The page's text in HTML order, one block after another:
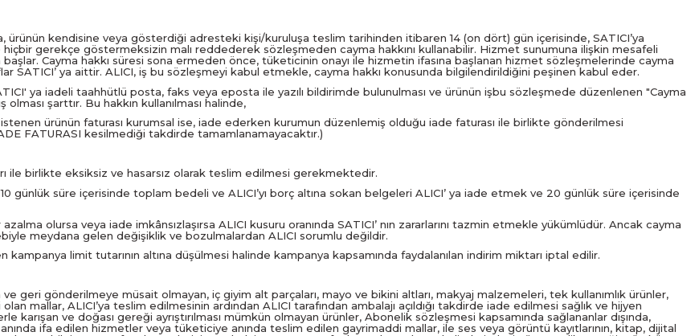
ürünün kendisine veya gösterdiği adresteki kişi/kuruluşa teslim tarihinden itibaren 14 (on dört) gün içerisinde, SATICI’ya
gerekçe göstermeksizin malı reddederek sözleşmeden cayma hakkını kullanabilir. Hizmet sunumuna ilişkin mesafeli
Cayma hakkı süresi sona ermeden önce, tüketicinin onayı ile hizmetin ifasına başlanan hizmet sözleşmelerinde cayma
SATICI’ ya aittir. ALICI, iş bu sözleşmeyi kabul etmekle, cayma hakkı konusunda bilgilendirildiğini peşinen kabul eder.
ya iadeli taahhütlü posta, faks veya eposta ile yazılı bildirimde bulunulması ve ürünün işbu sözleşmede düzenlenen "Cayma
şarttır. Bu hakkın kullanılması halinde,
ürünün faturası kurumsal ise, iade ederken kurumun düzenlemiş olduğu iade faturası ile birlikte gönderilmesi
FATURASI kesilmediği takdirde tamamlanamayacaktır.)
ile birlikte eksiksiz ve hasarsız olarak teslim edilmesi gerekmektedir.
günlük süre içerisinde toplam bedeli ve ALICI’yı borç altına sokan belgeleri ALICI’ ya iade etmek ve 20 günlük süre içerisinde
olursa veya iade imkânsızlaşırsa ALICI kusuru oranında SATICI’ nın zararlarını tazmin etmekle yükümlüdür. Ancak cayma
meydana gelen değişiklik ve bozulmalardan ALICI sorumlu değildir.
kampanya limit tutarının altına düşülmesi halinde kampanya kapsamında faydalanılan indirim miktarı iptal edilir.
ve geri gönderilmeye müsait olmayan, iç giyim alt parçaları, mayo ve bikini altları, makyaj malzemeleri, tek kullanımlık ürünler,
mallar, ALICI’ya teslim edilmesinin ardından ALICI tarafından ambalajı açıldığı takdirde iade edilmesi sağlık ve hijyen
karışan ve doğası gereği ayrıştırılması mümkün olmayan ürünler, Abonelik sözleşmesi kapsamında sağlananlar dışında,
ifa edilen hizmetler veya tüketiciye anında teslim edilen gayrimaddi mallar, ile ses veya görüntü kayıtlarının, kitap, dijital